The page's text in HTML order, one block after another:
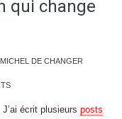
qui change
DE CHANGER
écrit plusieurs posts